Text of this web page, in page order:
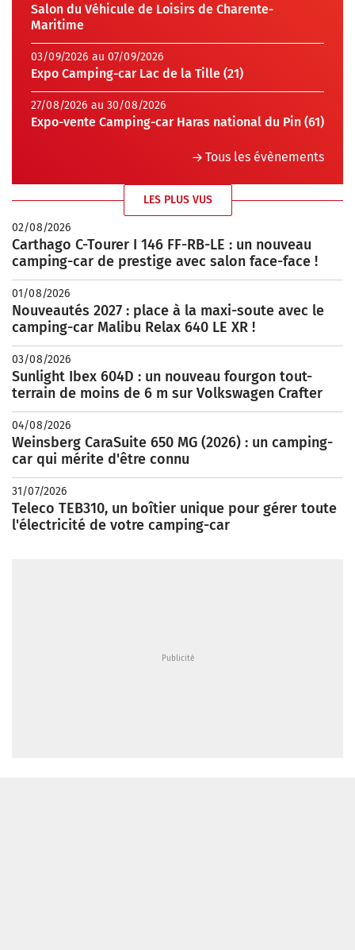
Salon du Véhicule de Loisirs de Charente-
Maritime
03/09/2026 au 07/09/2026
Expo Camping-car Lac de la Tille (21)
27/08/2026 au 30/08/2026
Expo-vente Camping-car Haras national du Pin (61)
Tous les évènements
LES PLUS VUS
02/08/2026
Carthago C-Tourer I 146 FF-RB-LE : un nouveau
camping-car de prestige avec salon face-face !
01/08/2026
Nouveautés 2027 : place à la maxi-soute avec le
camping-car Malibu Relax 640 LE XR !
03/08/2026
Sunlight Ibex 604D : un nouveau fourgon tout-
terrain de moins de 6 m sur Volkswagen Crafter
04/08/2026
Weinsberg CaraSuite 650 MG (2026) : un camping-
car qui mérite d'être connu
31/07/2026
Teleco TEB310, un boîtier unique pour gérer toute
l'électricité de votre camping-car